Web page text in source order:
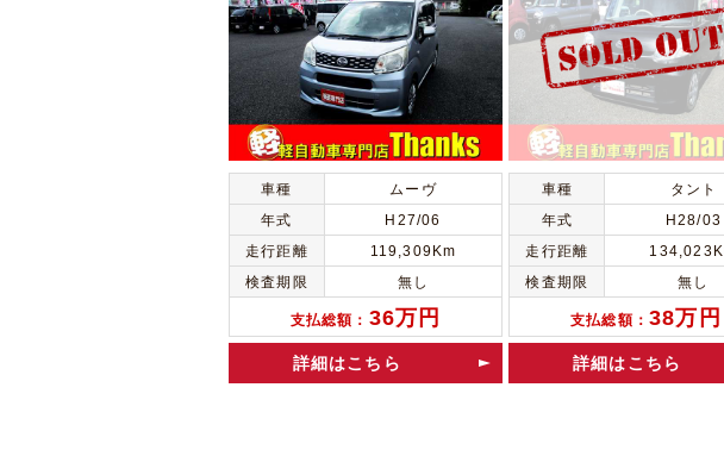
車種
ムーヴ
年式
H27/06
走行距離
119,309Km
検査期限
無し
支払総額： 36万円
詳細はこちら
車種
タント
年式
H28/03
走行距離
検査期限
無し
支払総額： 38万円
詳細はこちら